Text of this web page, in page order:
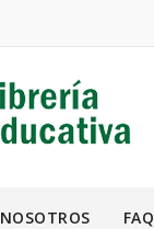
NOSOTROS FAQ